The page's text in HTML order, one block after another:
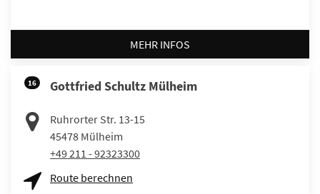
MEHR INFOS
16 Gottfried Schultz Mülheim
Ruhrorter Str. 13-15
45478 Mülheim
+49 211 - 92323300
Route berechnen